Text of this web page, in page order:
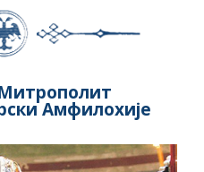
Амфилохије